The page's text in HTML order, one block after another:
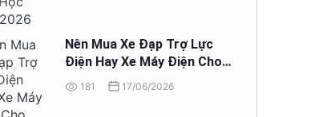
Nên Mua Xe Đạp Trợ Lực
Điện Hay Xe Máy Điện Cho
Học Sinh
181 17/06/2026